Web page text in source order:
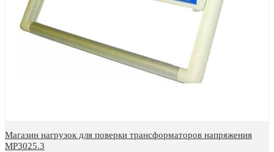
Магазин нагрузок для поверки трансформаторов напряжения
МР3025.3